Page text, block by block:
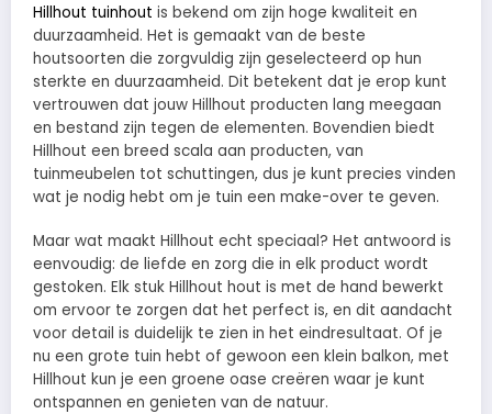
Hillhout tuinhout is bekend om zijn hoge kwaliteit en
duurzaamheid. Het is gemaakt van de beste
houtsoorten die zorgvuldig zijn geselecteerd op hun
sterkte en duurzaamheid. Dit betekent dat je erop kunt
vertrouwen dat jouw Hillhout producten lang meegaan
en bestand zijn tegen de elementen. Bovendien biedt
Hillhout een breed scala aan producten, van
tuinmeubelen tot schuttingen, dus je kunt precies vinden
wat je nodig hebt om je tuin een make-over te geven.
Maar wat maakt Hillhout echt speciaal? Het antwoord is
eenvoudig: de liefde en zorg die in elk product wordt
gestoken. Elk stuk Hillhout hout is met de hand bewerkt
om ervoor te zorgen dat het perfect is, en dit aandacht
voor detail is duidelijk te zien in het eindresultaat. Of je
nu een grote tuin hebt of gewoon een klein balkon, met
Hillhout kun je een groene oase creëren waar je kunt
ontspannen en genieten van de natuur.